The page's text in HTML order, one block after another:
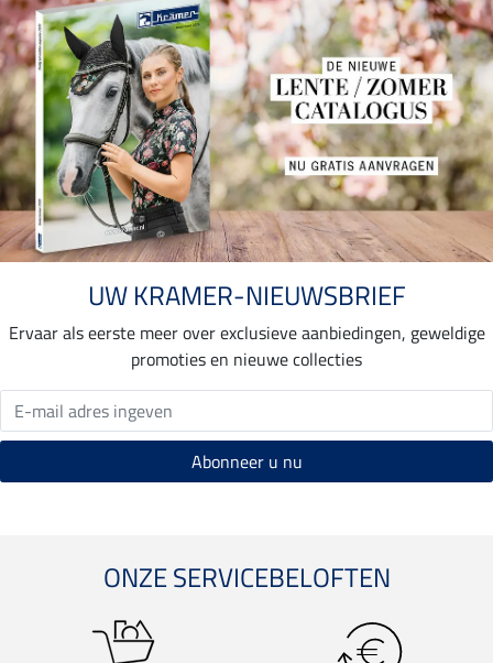
UW KRAMER-NIEUWSBRIEF
Ervaar als eerste meer over exclusieve aanbiedingen, geweldige
promoties en nieuwe collecties
ONZE SERVICEBELOFTEN